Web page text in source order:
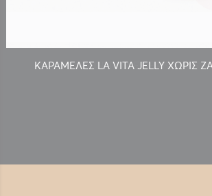
ΚΑΡΑΜΕΛΕΣ LA VITA JELLY ΧΩΡΙΣ